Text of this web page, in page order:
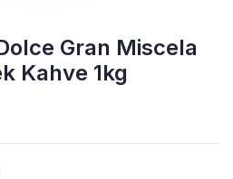
Gran Miscela
Kahve 1kg
Şu